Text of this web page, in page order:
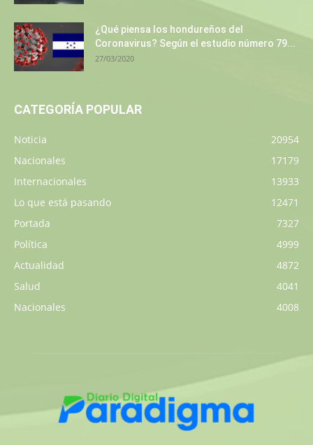
¿Qué piensa los hondureños del
Coronavirus? Según el estudio número 79...
27/03/2020
CATEGORÍA POPULAR
Noticia
20954
Nacionales
17179
Internacionales
13933
Lo que está pasando
12471
Portada
7327
Política
4999
Actualidad
4872
Salud
4041
Nacionales
4008